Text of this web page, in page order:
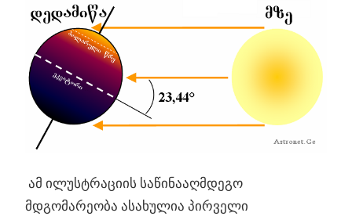
ამ ილუსტრაციის საწინააღმდეგო
მდგომარეობა ასახულია პირველი